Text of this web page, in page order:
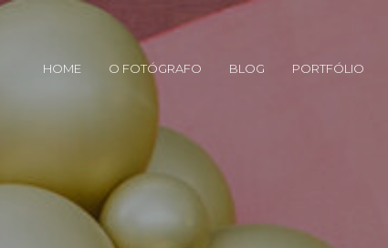
HOME O FOTÓGRAFO BLOG PORTFÓLIO